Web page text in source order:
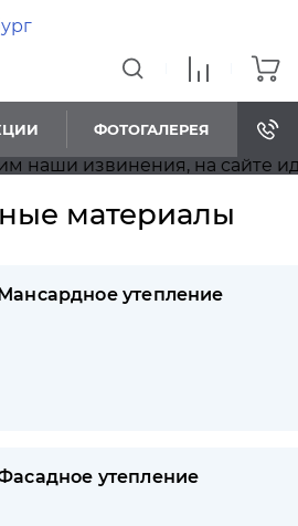
ФОТОГАЛЕРЕЯ
на сайте идёт
материалы
утепление
утепление